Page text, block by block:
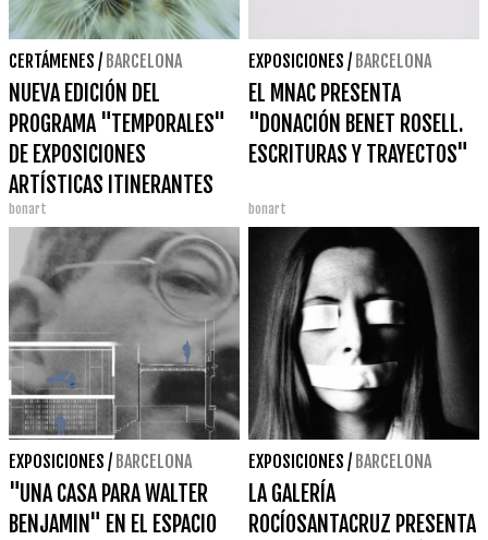
CERTÁMENES / BARCELONA
NUEVA EDICIÓN DEL
PROGRAMA "TEMPORALES"
DE EXPOSICIONES
ARTÍSTICAS ITINERANTES
bonart
EXPOSICIONES / BARCELONA
EL MNAC PRESENTA
"DONACIÓN BENET ROSELL.
ESCRITURAS Y TRAYECTOS"
bonart
EXPOSICIONES / BARCELONA
"UNA CASA PARA WALTER
BENJAMIN" EN EL ESPACIO
EXPOSICIONES / BARCELONA
LA GALERÍA
ROCÍOSANTACRUZ PRESENTA